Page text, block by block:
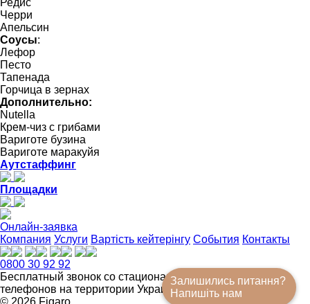
Редис
Черри
Апельсин
Соусы:
Лефор
Песто
Тапенада
Горчица в зернах
Дополнительно:
Nutella
Крем-чиз с грибами
Вариготе бузина
Вариготе маракуйя
Аутстаффинг
Площадки
Онлайн-заявка
Компания Услуги Вартість кейтерінгу События Контакты
0800 30 92 92
Бесплатный звонок со стационарных и мобильных
телефонов на территории Украины
Залишились питання?
Напишіть нам